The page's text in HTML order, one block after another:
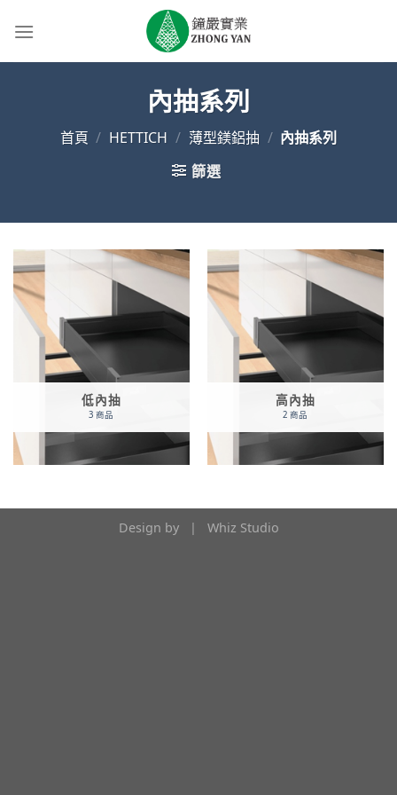
內抽系列
首頁 / HETTICH / 薄型鎂鋁抽 / 內抽系列
篩選
低內抽
3 商品
高內抽
2 商品
Design by | Whiz Studio